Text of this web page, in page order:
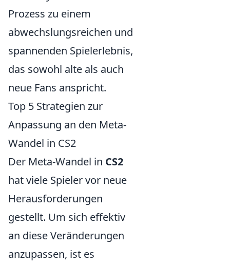
Prozess zu einem
abwechslungsreichen und
spannenden Spielerlebnis,
das sowohl alte als auch
neue Fans anspricht.
Top 5 Strategien zur
Anpassung an den Meta-
Wandel in CS2
Der Meta-Wandel in CS2
hat viele Spieler vor neue
Herausforderungen
gestellt. Um sich effektiv
an diese Veränderungen
anzupassen, ist es